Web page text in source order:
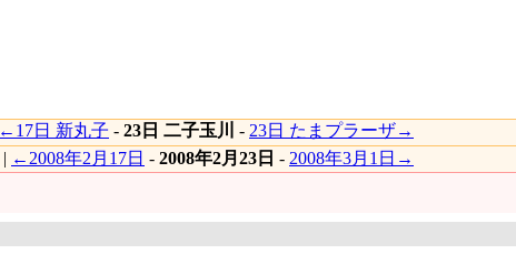
←17日 新丸子 - 23日 二子玉川 - 23日 たまプラーザ→
| ←2008年2月17日 - 2008年2月23日 - 2008年3月1日→